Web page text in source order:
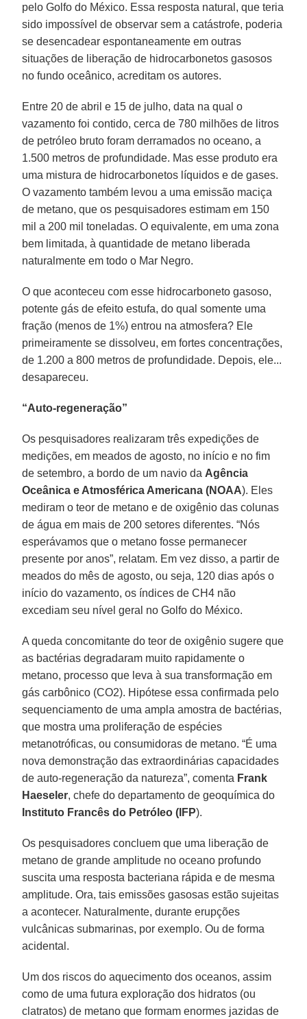
pelo Golfo do México. Essa resposta natural, que teria
sido impossível de observar sem a catástrofe, poderia
se desencadear espontaneamente em outras
situações de liberação de hidrocarbonetos gasosos
no fundo oceânico, acreditam os autores.
Entre 20 de abril e 15 de julho, data na qual o
vazamento foi contido, cerca de 780 milhões de litros
de petróleo bruto foram derramados no oceano, a
1.500 metros de profundidade. Mas esse produto era
uma mistura de hidrocarbonetos líquidos e de gases.
O vazamento também levou a uma emissão maciça
de metano, que os pesquisadores estimam em 150
mil a 200 mil toneladas. O equivalente, em uma zona
bem limitada, à quantidade de metano liberada
naturalmente em todo o Mar Negro.
O que aconteceu com esse hidrocarboneto gasoso,
potente gás de efeito estufa, do qual somente uma
fração (menos de 1%) entrou na atmosfera? Ele
primeiramente se dissolveu, em fortes concentrações,
de 1.200 a 800 metros de profundidade. Depois, ele...
desapareceu.
“Auto-regeneração”
Os pesquisadores realizaram três expedições de
medições, em meados de agosto, no início e no fim
de setembro, a bordo de um navio da Agência
Oceânica e Atmosférica Americana (NOAA). Eles
mediram o teor de metano e de oxigênio das colunas
de água em mais de 200 setores diferentes. “Nós
esperávamos que o metano fosse permanecer
presente por anos”, relatam. Em vez disso, a partir de
meados do mês de agosto, ou seja, 120 dias após o
início do vazamento, os índices de CH4 não
excediam seu nível geral no Golfo do México.
A queda concomitante do teor de oxigênio sugere que
as bactérias degradaram muito rapidamente o
metano, processo que leva à sua transformação em
gás carbônico (CO2). Hipótese essa confirmada pelo
sequenciamento de uma ampla amostra de bactérias,
que mostra uma proliferação de espécies
metanotróficas, ou consumidoras de metano. “É uma
nova demonstração das extraordinárias capacidades
de auto-regeneração da natureza”, comenta Frank
Haeseler, chefe do departamento de geoquímica do
Instituto Francês do Petróleo (IFP).
Os pesquisadores concluem que uma liberação de
metano de grande amplitude no oceano profundo
suscita uma resposta bacteriana rápida e de mesma
amplitude. Ora, tais emissões gasosas estão sujeitas
a acontecer. Naturalmente, durante erupções
vulcânicas submarinas, por exemplo. Ou de forma
acidental.
Um dos riscos do aquecimento dos oceanos, assim
como de uma futura exploração dos hidratos (ou
clatratos) de metano que formam enormes jazidas de